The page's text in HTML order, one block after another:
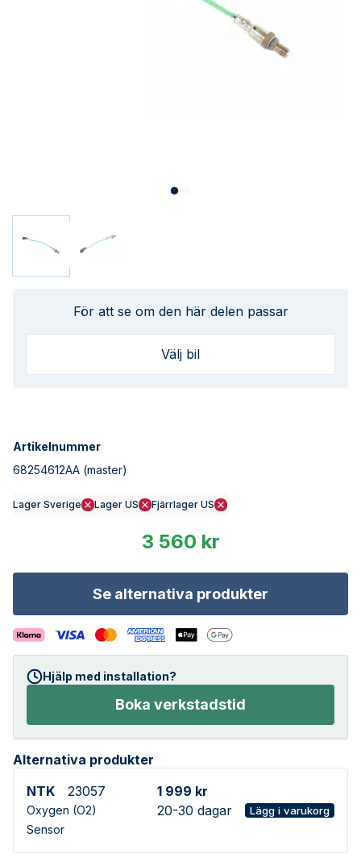
För att se om den här delen passar
Välj bil
Artikelnummer
68254612AA (master)
Lager Sverige Lager US Fjärrlager US
3 560 kr
Se alternativa produkter
Hjälp med installation?
Boka verkstadstid
Alternativa produkter
NTK
23057
Oxygen (O2)
Sensor
1 999 kr
20-30 dagar
Lägg i varukorg